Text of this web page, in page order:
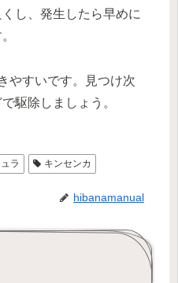
し、発生したら早めに
やすいです。見つけ次
駆除しましょう。
ラ キンセンカ
hibanamanual